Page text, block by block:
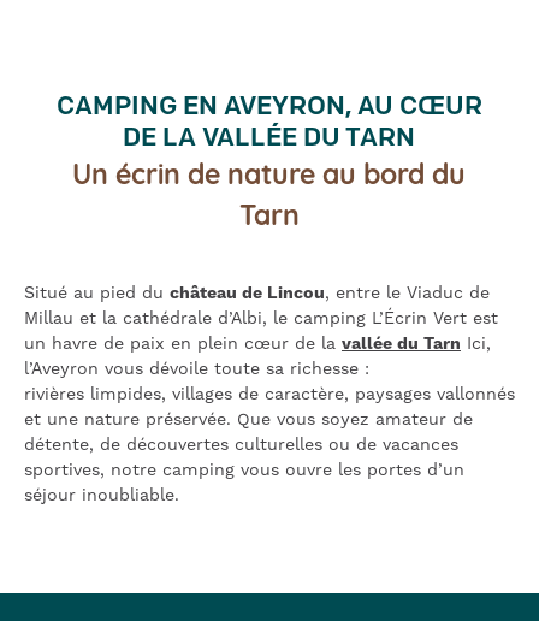
CAMPING EN AVEYRON, AU CŒUR
DE LA VALLÉE DU TARN
Un écrin de nature au bord du
Tarn
Situé au pied du château de Lincou, entre le Viaduc de
Millau et la cathédrale d’Albi, le camping L’Écrin Vert est
un havre de paix en plein cœur de la vallée du Tarn Ici,
l’Aveyron vous dévoile toute sa richesse :
rivières limpides, villages de caractère, paysages vallonnés
et une nature préservée. Que vous soyez amateur de
détente, de découvertes culturelles ou de vacances
sportives, notre camping vous ouvre les portes d’un
séjour inoubliable.